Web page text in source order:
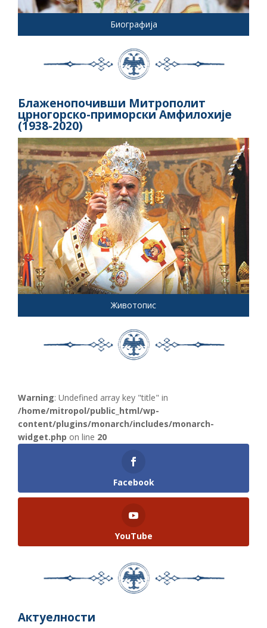
Биографија
Блаженопочивши Митрополит
црногорско-приморски Амфилохије
(1938-2020)
Животопис
Warning: Undefined array key "title" in
/home/mitropol/public_html/wp-
content/plugins/monarch/includes/monarch-
widget.php on line 20
Facebook
YouTube
Актуелности